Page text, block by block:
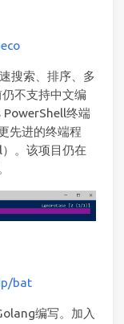
搜索、排序、多
不支持中文编
PowerShell终端
先进的终端程
。该项目仍在
bat
编写。加入